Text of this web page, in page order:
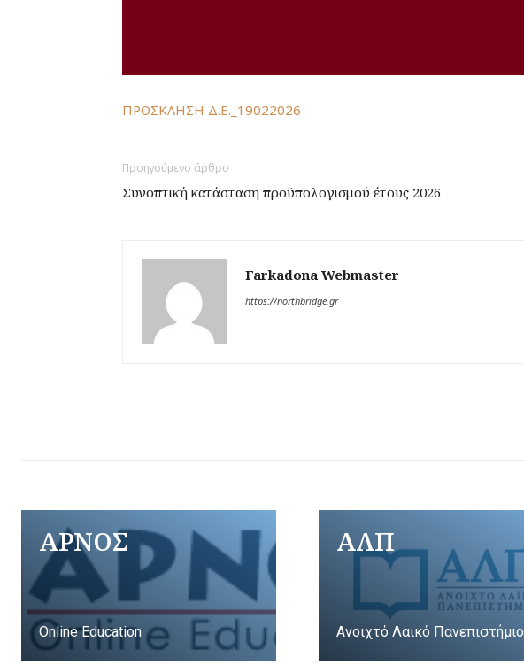
ΠΡΟΣΚΛΗΣΗ Δ.Ε._19022026
Προηγούμενο άρθρο
Συνοπτική κατάσταση προϋπολογισμού έτους 2026
Farkadona Webmaster
https://northbridge.gr
ΑΡΝΟΣ
Online Education
ΑΛΠ
Ανοιχτό Λαικό Πανεπιστήμιο